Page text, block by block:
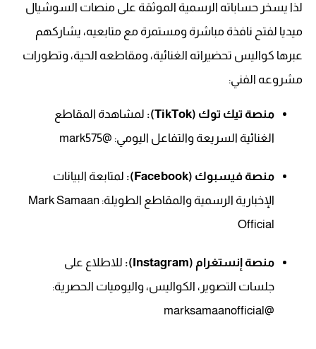
لذا يسخر حساباته الرسمية الموثقة على منصات السوشيال
ميديا لفتح نافذة مباشرة ومستمرة مع متابعيه، يشاركهم
عبرها كواليس تحضيراته الغنائية، ومقاطعه الحية، وتطورات
مشروعه الفني:
منصة تيك توك (TikTok):
لمشاهدة المقاطع
الغنائية السريعة والتفاعل اليومي: @mark575
منصة فيسبوك (Facebook):
لمتابعة البيانات
الإخبارية الرسمية والمقاطع الطويلة: Mark Samaan
Official
منصة إنستغرام (Instagram):
للاطلاع على
جلسات التصوير، الكواليس، واليوميات الحصرية:
@marksamaanofficial